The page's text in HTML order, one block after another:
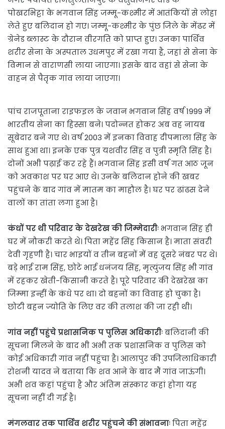
पोखरभिट्टा के भगवान सिंह जम्मू-कश्मीर में आतंकियों से लोहा
लेते हुए बलिदान हो गए। जम्मू-कश्मीर के पुंछ जिले के मेंढर में
ग्रेनेड ब्लास्ट के दौरान वीरगति को प्राप्त हुए। उनका पार्थिव
शरीर सेना के अस्पताल उधमपुर में रखा गया है, जहां से सेना के
विमान से वाराणसी लाया जाएगा। इसके बाद वहां से सेना के
वाहन से पैतृक गांव लाया जाएगा।
पांच राजपूताना राइफइल के जवान भगवान सिंह वर्ष 1999 में
भारतीय सेना का हिस्सा बने। पदोन्नत होकर अब वह नायब
सूबेदार बने गए थे। वर्ष 2003 में इनका विवाह दीपमाला सिंह के
साथ हुआ था। इनके एक पुत्र यशवीर सिंह व पुत्री स्मृति सिंह है।
दोनों अभी पढ़ाई कर रहे हैं। भगवान सिंह इसी वर्ष गत आठ जून
को अवकाश पर घर आए थे। उनके बलिदान होने की खबर
पहुंचने के बाद गांव में मातम का माहौल है। घर पर ढांढस देने
वालों का तांता लगा हुआ है।
कंधों पर थी परिवार के देखरेख की जिम्मेदारीःभगवान सिंह ही
घर में नौकरी करते थे। पिता महेंद्र सिंह किसान है। माता संवरी
देवी गृहणी है। चार भाइयों व तीन बहनों में वह दूसरे नंबर पर थे।
बड़े भाई राम सिंह, छोटे भाई धनंजय सिंह, मृत्युंजय सिंह भी गांव
में रहकर खेती-किसानी करते है। पूरे परिवार की देखरेख का
जिम्मा इन्हीं के कंधे पर था। दो बहनों का विवाह हो चुका है।
छोटी बहन ज्योति के लिए वर की तलाश की जा रही थी।
गांव नहीं पहुंचे प्रशासनिक प पुलिस अधिकारीःबलिदानी की
सूचना मिलने के बाद भी अभी तक प्रशासनिक व पुलिस को
कोई अधिकारी गांव नहीं पहुंचा है। आलापुर की उपजिलाधिकारी
रोशनी यादव ने बताया कि शव आने के बाद मैं गांव जाऊंगी।
अभी शव कहां पहुंचा है और अंतिम संस्कार कहां होगा यह
सूचना नहीं दी गई है।
मंगलवार तक पार्थिव शरीर पहुंचने की संभावनाःपिता महेंद्र